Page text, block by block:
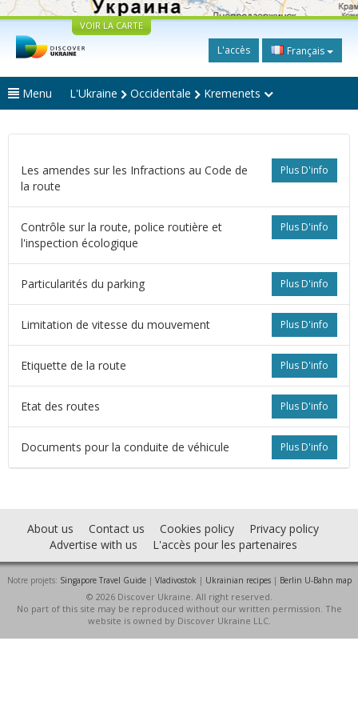
VOIR LA CARTE
L'accès Français
Menu L'Ukraine Occidentale Kremenets
Plus D'info
Les amendes sur les Infractions au Code de
la route
Plus D'info
Contrôle sur la route, police routière et
l'inspection écologique
Plus D'info
Particularités du parking
Plus D'info
Limitation de vitesse du mouvement
Plus D'info
Etiquette de la route
Plus D'info
Etat des routes
Plus D'info
Documents pour la conduite de véhicule
About us Contact us Cookies policy
Privacy policy
Advertise with us
L'accès pour les partenaires
Notre projets: Singapore Travel Guide| Vladivostok | Ukrainian recipes| Berlin U-Bahn map
© 2026 Discover Ukraine. All right reserved.
No part of this site may be reproduced without our written permission. The
website is owned by Discover Ukraine LLC.